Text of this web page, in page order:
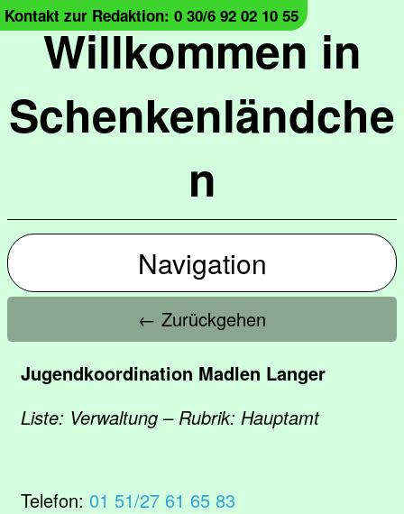
Willkommen in
Schenkenländche
n
Kontakt zur Redaktion: 0 30/6 92 02 10 55
Navigation
← Zurückgehen
Jugendkoordination Madlen Langer
Liste: Verwaltung – Rubrik: Hauptamt
Telefon: 01 51/27 61 65 83